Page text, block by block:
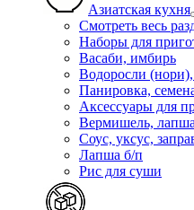
Азиатская кухня
Смотреть весь
Наборы для
Васаби, имбирь
Водоросли (нори),
Панировка,
Аксессуары для
Вермишель, лапша
Соус, уксус,
Лапша б/п
Рис для суши